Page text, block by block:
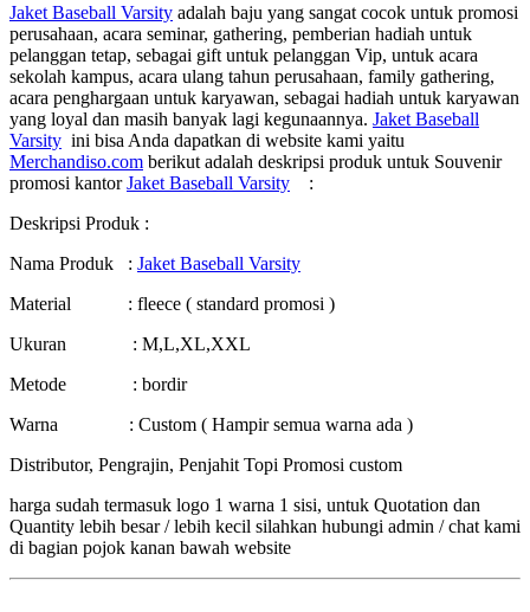
Jaket Baseball Varsity adalah baju yang sangat cocok untuk promosi
perusahaan, acara seminar, gathering, pemberian hadiah untuk
pelanggan tetap, sebagai gift untuk pelanggan Vip, untuk acara
sekolah kampus, acara ulang tahun perusahaan, family gathering,
acara penghargaan untuk karyawan, sebagai hadiah untuk karyawan
yang loyal dan masih banyak lagi kegunaannya. Jaket Baseball
Varsity ini bisa Anda dapatkan di website kami yaitu
Merchandiso.com berikut adalah deskripsi produk untuk Souvenir
promosi kantorJaket Baseball Varsity :
Deskripsi Produk :
Nama Produk : Jaket Baseball Varsity
Material : fleece ( standard promosi )
Ukuran : M,L,XL,XXL
Metode : bordir
Warna : Custom ( Hampir semua warna ada )
Distributor, Pengrajin, Penjahit Topi Promosi custom
harga sudah termasuk logo 1 warna 1 sisi, untuk Quotation dan
Quantity lebih besar / lebih kecil silahkan hubungi admin / chat kami
di bagian pojok kanan bawah website